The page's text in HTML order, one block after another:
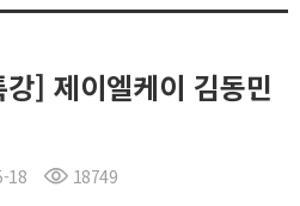
] 제이엘케이 김동민
18 18749